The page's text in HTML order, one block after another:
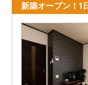
新築オープン！1